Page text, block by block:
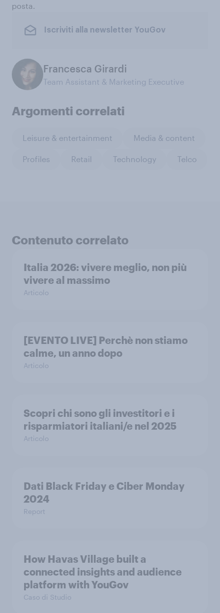
posta.
Iscriviti alla newsletter YouGov
Francesca Girardi
Team Assistant & Marketing Executive
Argomenti correlati
Leisure & entertainment Media & content
Profiles Retail Technology Telco
Contenuto correlato
Italia 2026: vivere meglio, non più
vivere al massimo
Articolo
[EVENTO LIVE] Perchè non stiamo
calme, un anno dopo
Articolo
Scopri chi sono gli investitori e i
risparmiatori italiani/e nel 2025
Articolo
Dati Black Friday e Ciber Monday
2024
Report
How Havas Village built a
connected insights and audience
platform with YouGov
Caso di Studio